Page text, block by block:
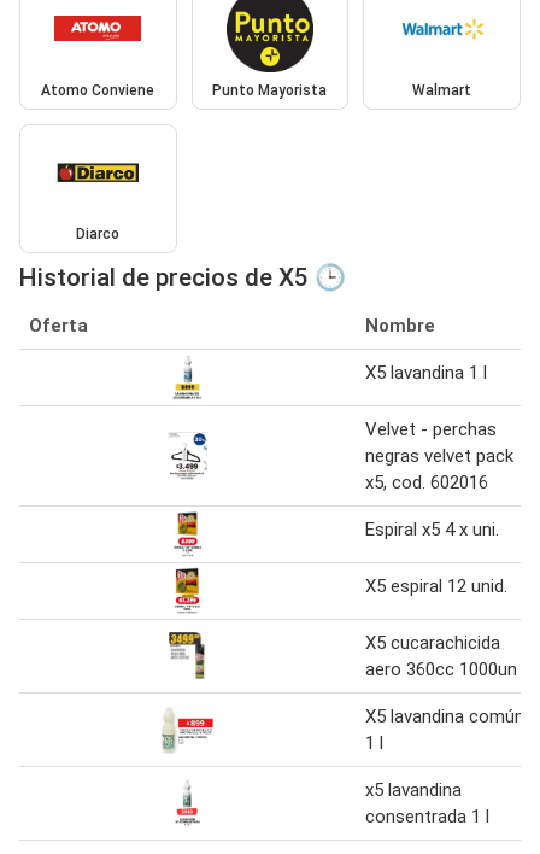
Atomo Conviene Punto Mayorista Walmart
Diarco
Historial de precios de X5 🕒
Oferta Nombre
X5 lavandina 1 l
Velvet - perchas
negras velvet pack
x5, cod. 602016
Espiral x5 4 x uni.
X5 espiral 12 unid.
X5 cucarachicida
aero 360cc 1000un
X5 lavandina común
1 l
x5 lavandina
consentrada 1 l